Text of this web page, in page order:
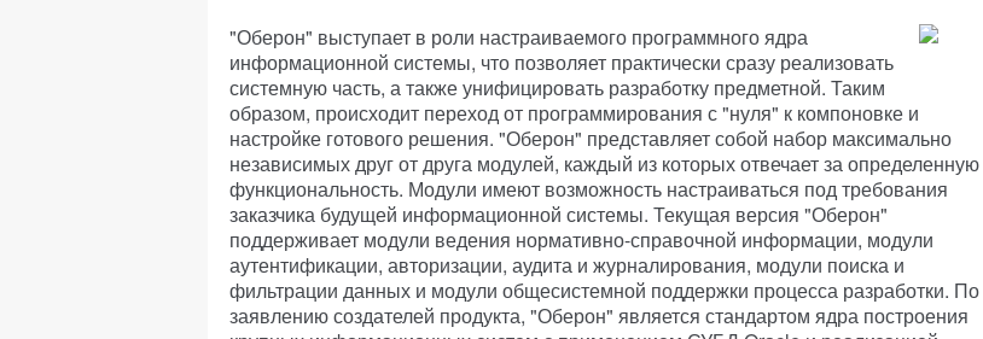
"Оберон" выступает в роли настраиваемого программного ядра
информационной системы, что позволяет практически сразу реализовать
системную часть, а также унифицировать разработку предметной. Таким
образом, происходит переход от программирования с "нуля" к компоновке и
настройке готового решения. "Оберон" представляет собой набор максимально
независимых друг от друга модулей, каждый из которых отвечает за определенную
функциональность. Модули имеют возможность настраиваться под требования
заказчика будущей информационной системы. Текущая версия "Оберон"
поддерживает модули ведения нормативно-справочной информации, модули
аутентификации, авторизации, аудита и журналирования, модули поиска и
фильтрации данных и модули общесистемной поддержки процесса разработки. По
заявлению создателей продукта, "Оберон" является стандартом ядра построения